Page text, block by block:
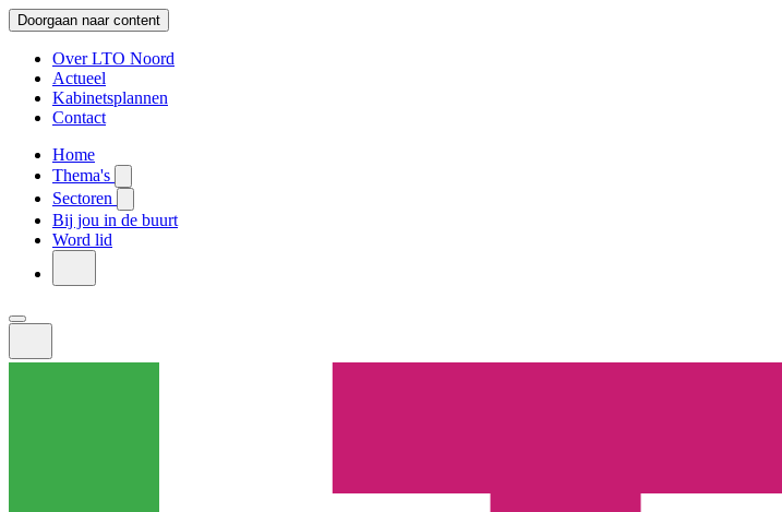
Doorgaan naar content
Over LTO Noord
Actueel
Kabinetsplannen
Contact
Home
Thema's
Sectoren
Bij jou in de buurt
Word lid